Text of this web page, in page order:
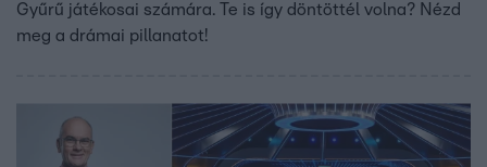
Gyűrű játékosai számára. Te is így döntöttél volna? Nézd
meg a drámai pillanatot!